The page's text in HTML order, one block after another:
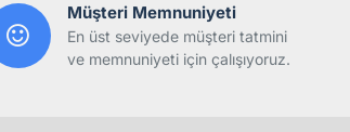
Müşteri Memnuniyeti
En üst seviyede müşteri tatmini
ve memnuniyeti için çalışıyoruz.